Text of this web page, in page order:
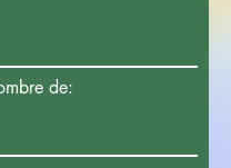
de: